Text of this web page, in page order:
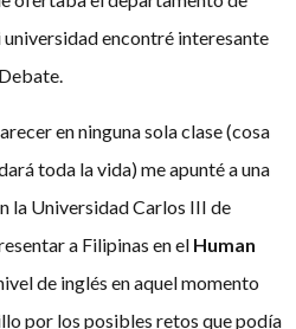
encontré interesante
en ninguna sola clase (cosa
toda la vida) me apunté a una
la Universidad Carlos III de
a Filipinas en el Human
de inglés en aquel momento
por los posibles retos que podía